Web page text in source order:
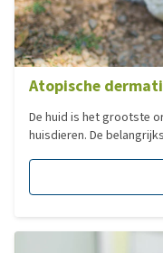
Atopische
De huid is het grootste
huisdieren. De
dermatitis (atopie) is de
aandoening bij honden.
Vaak heeft dit te maken